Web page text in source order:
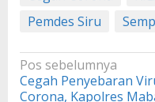
Pemdes Siru
Navigasi
pos
Pos sebelumnya
Cegah Penyebaran
Corona, Kapolres